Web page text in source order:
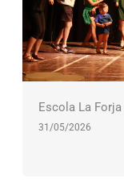
Escola La Forja
31/05/2026